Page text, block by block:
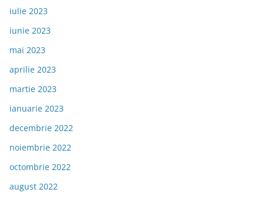
iulie 2023
iunie 2023
mai 2023
aprilie 2023
martie 2023
ianuarie 2023
decembrie 2022
noiembrie 2022
octombrie 2022
august 2022